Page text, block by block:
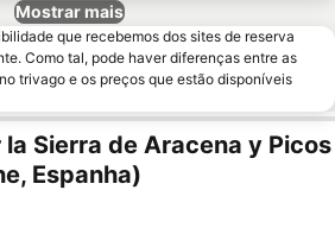
Mostrar mais
que recebemos dos sites de reserva
Como tal, pode haver diferenças entre as
trivago e os preços que estão disponíveis
Sierra de Aracena y Picos
Espanha)